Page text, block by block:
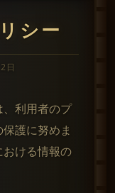
シー
日
利用者のプ
護に努めま
ける情報の